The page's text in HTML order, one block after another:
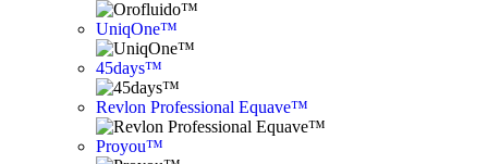
UniqOne™
45days™
Revlon Professional Equave™
Proyou™